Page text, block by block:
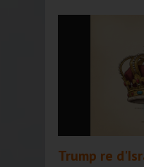
Trump re